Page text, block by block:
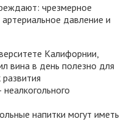
чрезмерное
давление и
Калифорнии,
вина в день полезно для
напитки могут иметь